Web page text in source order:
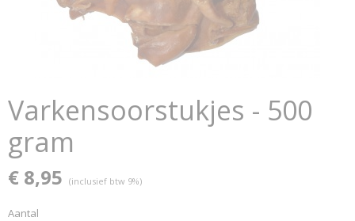
Varkensoorstukjes - 500
gram
€ 8,95 (inclusief btw 9%)
Aantal